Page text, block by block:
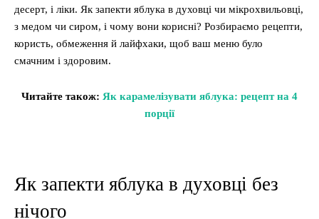
десерт, і ліки. Як запекти яблука в духовці чи мікрохвильовці,
з медом чи сиром, і чому вони корисні? Розбираємо рецепти,
користь, обмеження й лайфхаки, щоб ваш меню було
смачним і здоровим.
Читайте також: Як карамелізувати яблука: рецепт на 4
порції
Як запекти яблука в духовці без
нічого